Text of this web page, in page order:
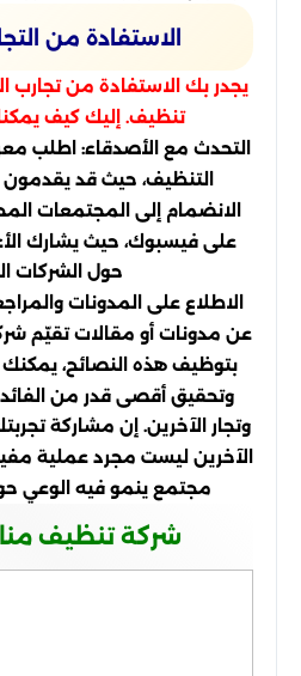
الاستفادة من
يجدر بك الاستفادة من تجارب
تنظيف. إليك كيف
التحدث مع الأصدقاء: اطلب
التنظيف، حيث قد
الانضمام إلى المجتمعات
على فيسبوك، حيث يشارك
حول الشركات
الاطلاع على المدونات
عن مدونات أو مقالات تقيّم
بتوظيف هذه النصائح، يمكنك
وتحقيق أقصى قدر من
وتجار الآخرين. إن مشاركة
الآخرين ليست مجرد عملية
مجتمع ينمو فيه الوعي
شركة تنظيف